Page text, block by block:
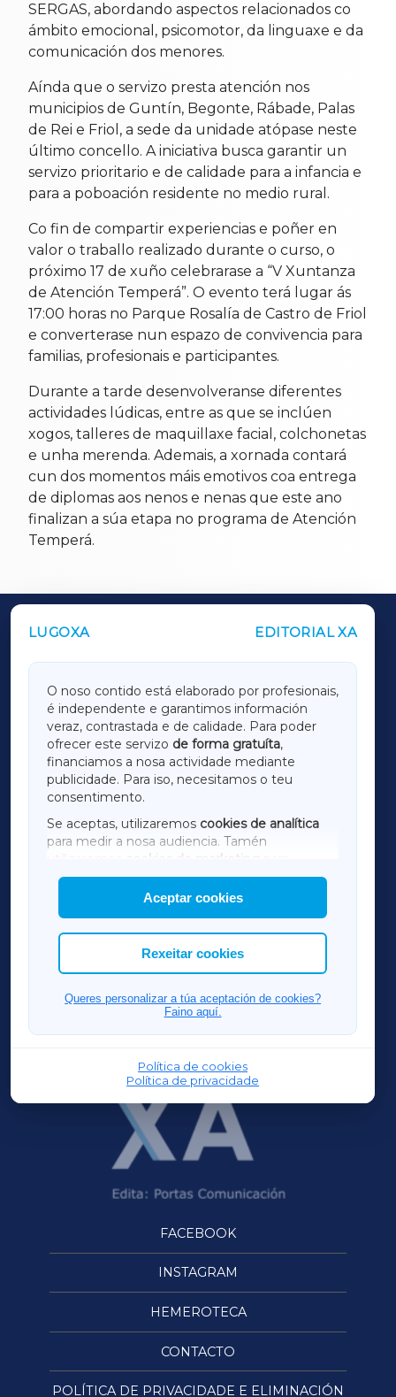
SERGAS, abordando aspectos relacionados co
ámbito emocional, psicomotor, da linguaxe e da
comunicación dos menores.
Aínda que o servizo presta atención nos
municipios de Guntín, Begonte, Rábade, Palas
de Rei e Friol, a sede da unidade atópase neste
último concello. A iniciativa busca garantir un
servizo prioritario e de calidade para a infancia e
para a poboación residente no medio rural.
Co fin de compartir experiencias e poñer en
valor o traballo realizado durante o curso, o
próximo 17 de xuño celebrarase a “V Xuntanza
de Atención Temperá”. O evento terá lugar ás
17:00 horas no Parque Rosalía de Castro de Friol
e converterase nun espazo de convivencia para
familias, profesionais e participantes.
Durante a tarde desenvolveranse diferentes
actividades lúdicas, entre as que se inclúen
xogos, talleres de maquillaxe facial, colchonetas
e unha merenda. Ademais, a xornada contará
cun dos momentos máis emotivos coa entrega
de diplomas aos nenos e nenas que este ano
finalizan a súa etapa no programa de Atención
Temperá.
LUGOXA EDITORIAL XA
O noso contido está elaborado por profesionais,
é independente e garantimos información
veraz, contrastada e de calidade. Para poder
ofrecer este servizo de forma gratuíta,
financiamos a nosa actividade mediante
publicidade. Para iso, necesitamos o teu
consentimento.
Se aceptas, utilizaremos cookies de analítica
para medir a nosa audiencia. Tamén
utilizaremos
cookies de marketing
mostrar publicidade de terceiros.
Así mesmo, podes personalizar a elección das
cookies que desexas permitir.
Aceptar cookies
Rexeitar cookies
Queres personalizar a túa aceptación de cookies?
Faino aquí.
Política de cookies
Política de privacidade
OUTROS PERIÓDICOS
LUGOXA
TERRACHAXA
AMARIÑAXA
RIBEIRASACRAXA
ACORUÑAXA
FERROLXA
OURENSEXA
FACEBOOK
INSTAGRAM
HEMEROTECA
CONTACTO
POLÍTICA DE PRIVACIDADE E ELIMINACIÓN